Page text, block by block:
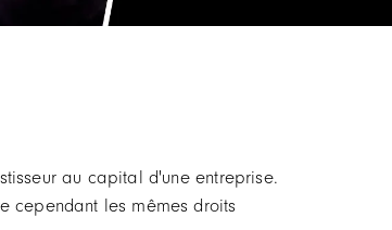
au capital d'une entreprise.
cependant les mêmes droits